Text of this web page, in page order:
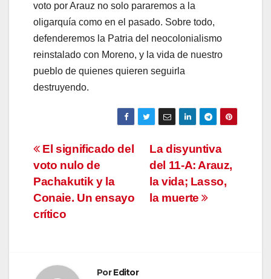
voto por Arauz no solo pararemos a la
oligarquía como en el pasado. Sobre todo,
defenderemos la Patria del neocolonialismo
reinstalado con Moreno, y la vida de nuestro
pueblo de quienes quieren seguirla
destruyendo.
Navegación
de
entradas
La disyuntiva
del 11-A: Arauz,
la vida; Lasso,
la muerte
El significado del
voto nulo de
Pachakutik y la
Conaie. Un ensayo
crítico
PorEditor